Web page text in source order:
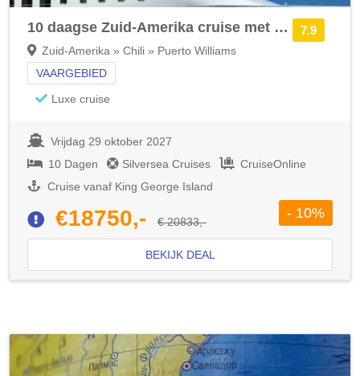
7.9
10 daagse Zuid-Amerika cruise met de Silver Endeavour
Zuid-Amerika » Chili » Puerto Williams
VAARGEBIED
Luxe cruise
Vrijdag 29 oktober 2027
10 Dagen
Silversea Cruises
CruiseOnline
Cruise vanaf King George Island
€18750,- € 20833,-
- 10%
BEKIJK DEAL